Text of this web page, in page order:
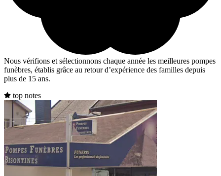
Nous vérifions et sélectionnons chaque année les meilleures pompes
funèbres, établis grâce au retour d’expérience des familles depuis
plus de 15 ans.
top notes